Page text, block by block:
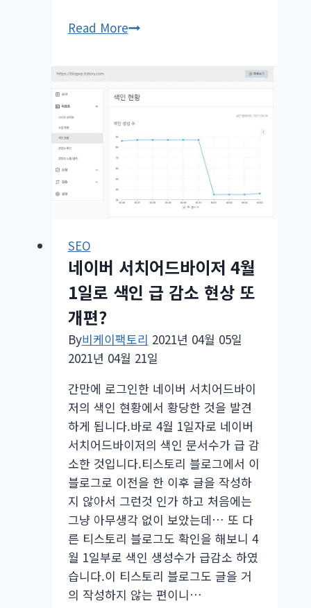
Read More워
스
와
한
의
SEO
네이버 서치어드바이저 4월
1일로 색인 급 감소 현상 또
개편?
By비케이팩토리 2021년 04월 05일
2021년 04월 21일
간만에 로그인한 네이버 서치어드바이
저의 색인 현황에서 황당한 것을 발견
하게 됩니다.바로 4월 1일자로 네이버
서치어드바이저의 색인 문서수가 급 감
소한 것입니다.티스토리 블로그에서 이
블로그로 이전을 한 이후 글을 작성하
지 않아서 그런것 인가 하고 처음에는
그냥 아무생각 없이 보았는데… 또 다
른 티스토리 블로그도 확인을 해보니 4
월 1일부로 색인 생성수가 급감소 하였
습니다.이 티스토리 블로그도 글을 거
의 작성하지 않는 편이니…